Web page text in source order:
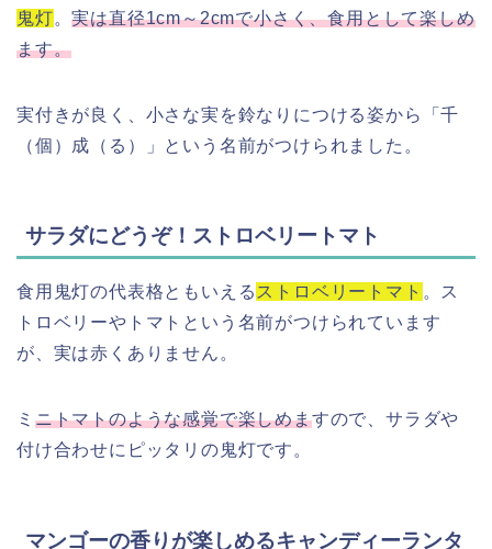
鬼灯。実は直径1cm～2cmで小さく、食用として楽しめ
ます。
実付きが良く、小さな実を鈴なりにつける姿から「千
（個）成（る）」という名前がつけられました。
サラダにどうぞ！ストロベリートマト
食用鬼灯の代表格ともいえるストロベリートマト 。ス
トロベリーやトマトという名前がつけられています
が、実は赤くありません。
ミ ニトマトのような感覚で楽しめますので、サラダや
付け合わせにピッタリの鬼灯です。
マンゴーの香りが楽しめるキャンディーランタ